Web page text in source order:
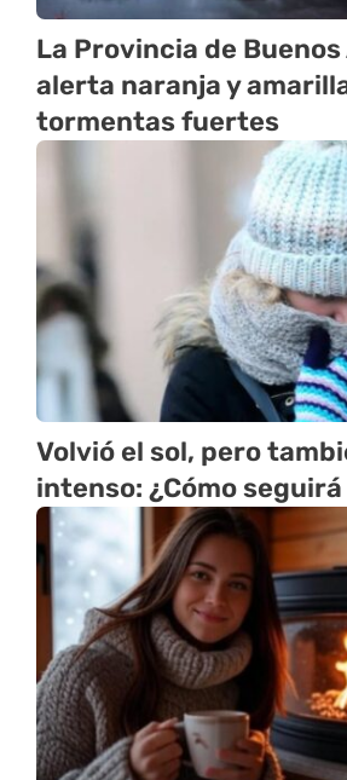
La Provincia de
alerta naranja y
tormentas fuertes
Volvió el sol, pero
intenso: ¿Cómo